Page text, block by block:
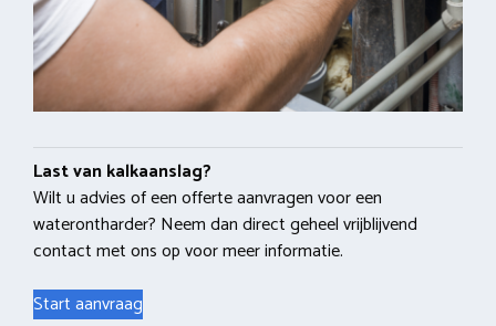
Last van kalkaanslag?
Wilt u advies of een offerte aanvragen voor een
waterontharder? Neem dan direct geheel vrijblijvend
contact met ons op voor meer informatie.
Start aanvraag